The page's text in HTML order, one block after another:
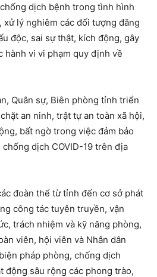
dịch bệnh trong tình hình
xử lý nghiêm các đối tượng đăng
độc, sai sự thật, kích động, gây
hành vi vi phạm quy định về
Quân sự, Biên phòng tỉnh triển
an ninh, trật tự an toàn xã hội,
bất ngờ trong việc đảm bảo
dịch COVID-19 trên địa
đoàn thể từ tỉnh đến cơ sở phát
công tác tuyên truyền, vận
trách nhiệm và kỹ năng phòng,
viên, hội viên và Nhân dân
pháp phòng, chống dịch
động sâu rộng các phong trào,